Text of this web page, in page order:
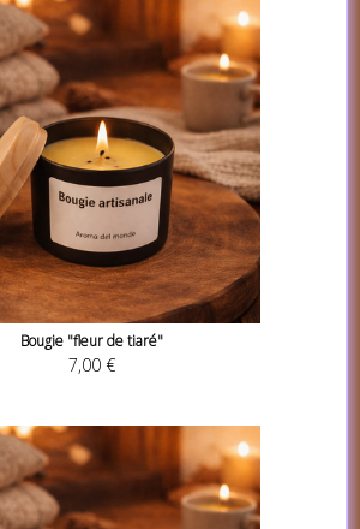
Bougie "fleur de tiaré"
7,00 €